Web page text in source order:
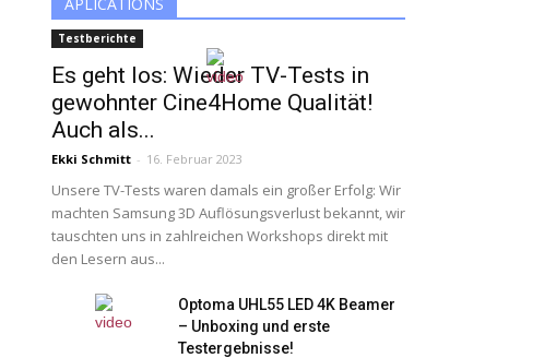
Testberichte
Es geht los: Wieder TV-Tests in
gewohnter Cine4Home Qualität!
Auch als...
Ekki Schmitt - 16. Februar 2023
Unsere TV-Tests waren damals ein großer Erfolg: Wir
machten Samsung 3D Auflösungsverlust bekannt, wir
tauschten uns in zahlreichen Workshops direkt mit
den Lesern aus...
Optoma UHL55 LED 4K Beamer
– Unboxing und erste
Testergebnisse!